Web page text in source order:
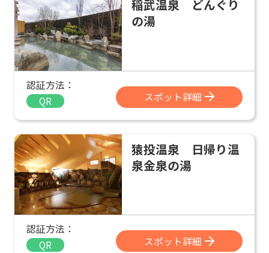
稲武温泉 どんぐり
の湯
認証方法：
QR
スポット詳細
猿投温泉 日帰り温
泉金泉の湯
認証方法：
QR
スポット詳細